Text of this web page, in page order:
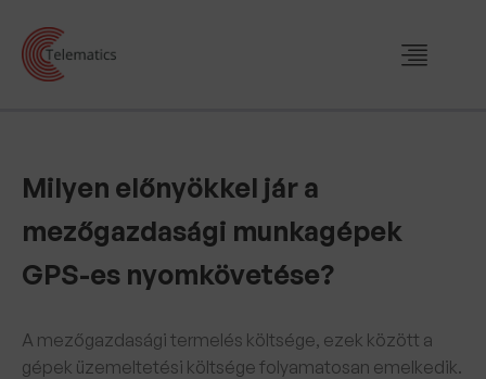
Milyen előnyökkel jár a
mezőgazdasági munkagépek
GPS-es nyomkövetése?
A mezőgazdasági termelés költsége, ezek között a
gépek üzemeltetési költsége folyamatosan emelkedik.